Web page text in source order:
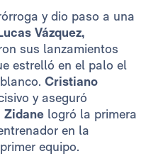
y dio paso a una
Vázquez,
sus lanzamientos
estrelló en el palo el
Cristiano
y aseguró
Zidane logró la primera
en la
equipo.